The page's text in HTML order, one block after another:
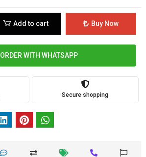
Add to cart Buy Now
ORDER WITH WHATSAPP
Secure shopping